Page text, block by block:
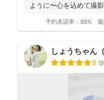
ように〜心を込めて撮
予約承諾率： 88%
しょうちゃん
5 (